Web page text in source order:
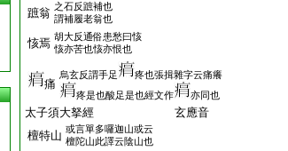
蹠翁 之石反蹠補也
謂補履老翁也
㤥焉 胡大反通俗患愁曰㤥
㤥亦苦也㤥亦恨也
痛
烏玄反謂手足
疼也張揖雜字云痛癢
疼是也酸足是也經文作
亦同也
太子須大拏經 玄應音
檀特山 或言單多囉迦山或云
檀陀山此譯云陰山也